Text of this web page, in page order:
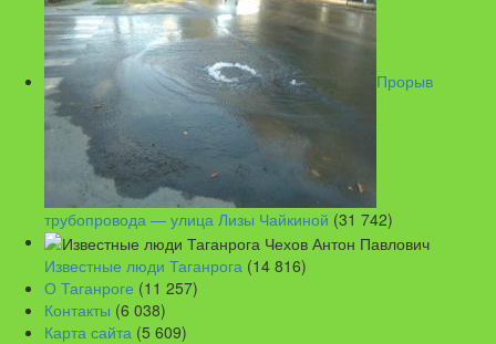
Прорыв
трубопровода — улица Лизы Чайкиной (31 742)
Известные люди Таганрога (14 816)
О Таганроге (11 257)
Контакты (6 038)
Карта сайта (5 609)